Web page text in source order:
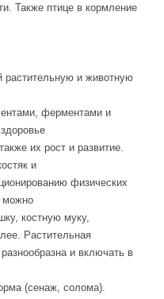
Также птице в кормление
растительную и животную
ферментами и
их рост и развитие.
и
физических
можно
костную муку,
Растительная
и включать в
(сенаж, солома).